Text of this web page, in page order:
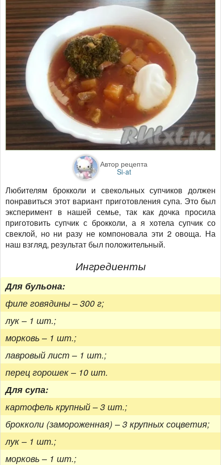
Автор рецепта
Si-at
Любителям брокколи и свекольных супчиков должен
понравиться этот вариант приготовления супа. Это был
эксперимент в нашей семье, так как дочка просила
приготовить супчик с брокколи, а я хотела супчик со
свеклой, но ни разу не компоновала эти 2 овоща. На
наш взгляд, результат был положительный.
Ингредиенты
Для бульона:
филе говядины – 300 г;
лук – 1 шт.;
морковь – 1 шт.;
лавровый лист – 1 шт.;
перец горошек – 10 шт.
Для супа:
картофель крупный – 3 шт.;
брокколи (замороженная) – 3 крупных соцветия;
лук – 1 шт.;
морковь – 1 шт.;